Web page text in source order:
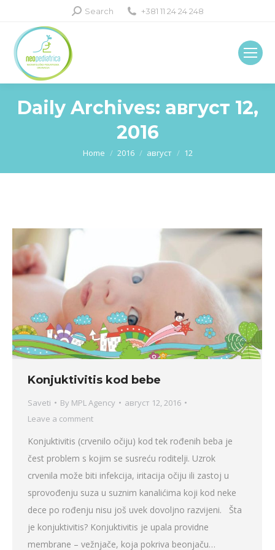
Search:
Search +381 11 24 24 248
Daily Archives: август 12,
2016
You are here:
Home 2016 август 12
Konjuktivitis kod bebe
Saveti By MPL Agency
август 12, 2016
Leave a comment
Konjuktivitis (crvenilo očiju) kod tek rođenih beba je
čest problem s kojim se susreću roditelji. Uzrok
crvenila može biti infekcija, iritacija očiju ili zastoj u
sprovođenju suza u suznim kanalićima koji kod neke
dece po rođenju nisu još uvek dovoljno razvijeni. Šta
je konjuktivitis? Konjuktivitis je upala providne
membrane – vežnjače, koja pokriva beonjaču…